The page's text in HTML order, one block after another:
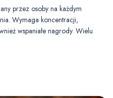
przez osoby na każdym
Wymaga koncentracji,
wspaniałe nagrody. Wielu